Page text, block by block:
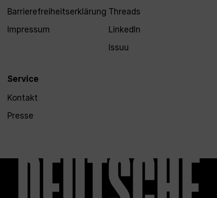
Barrierefreiheitserklärung
Impressum
Service
Kontakt
Presse
Threads
LinkedIn
Issuu